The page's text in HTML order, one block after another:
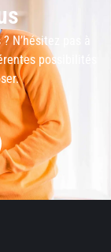
pas à
possibilités